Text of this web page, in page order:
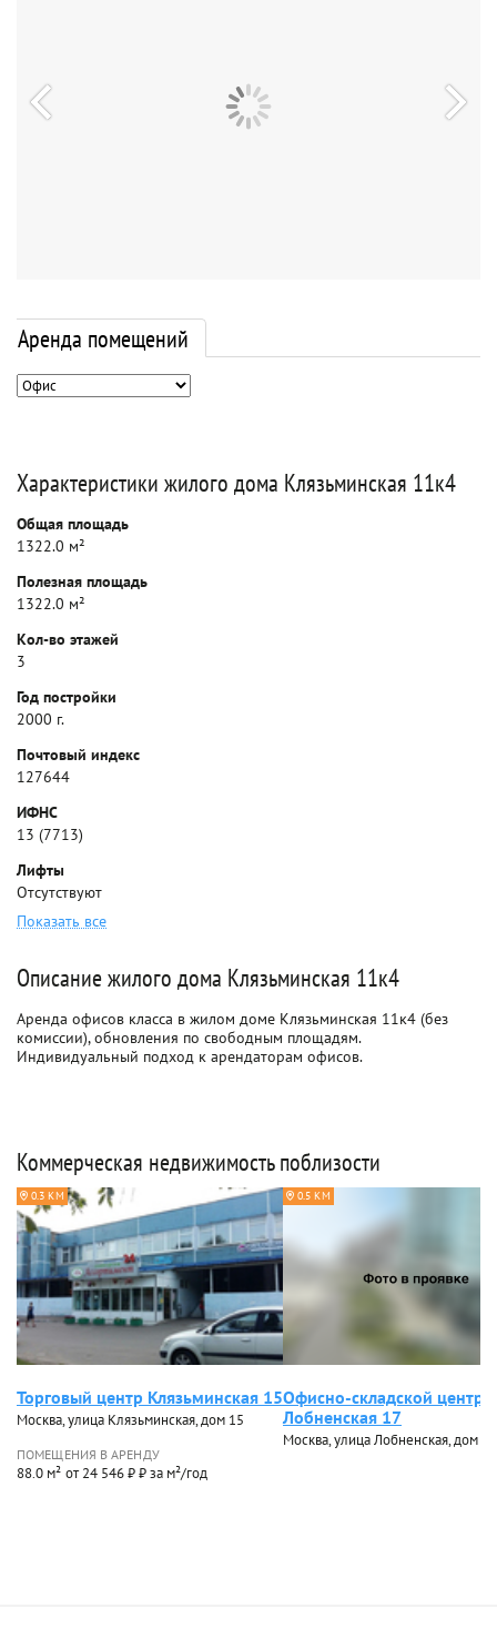
Аренда помещений
Характеристики жилого дома Клязьминская 11к4
Общая площадь
1322.0 м²
Полезная площадь
1322.0 м²
Кол-во этажей
3
Год постройки
2000 г.
Почтовый индекс
127644
ИФНС
13 (7713)
Лифты
Отсутствуют
Показать все
Описание жилого дома Клязьминская 11к4
Аренда офисов класса в жилом доме Клязьминская 11к4 (без
комиссии), обновления по свободным площадям.
Индивидуальный подход к арендаторам офисов.
Коммерческая недвижимость поблизости
0.3 КМ
Торговый центр Клязьминская 15
Москва, улица Клязьминская, дом 15
ПОМЕЩЕНИЯ В АРЕНДУ
88.0 м² от 24 546 ₽ ₽ за м²/год
0.5 КМ
Офисно-складской центр
Лобненская 17
Москва, улица Лобненская, дом 17